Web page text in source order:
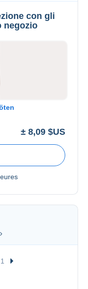
con gli
negozio
± 8,09 $US
1